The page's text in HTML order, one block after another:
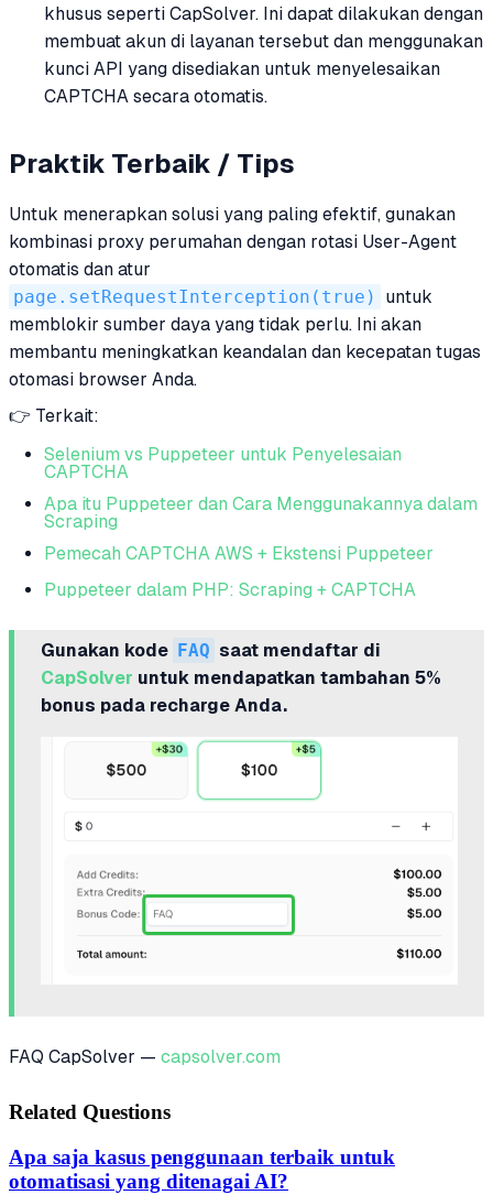
khusus seperti CapSolver. Ini dapat dilakukan dengan
membuat akun di layanan tersebut dan menggunakan
kunci API yang disediakan untuk menyelesaikan
CAPTCHA secara otomatis.
Praktik Terbaik / Tips
Untuk menerapkan solusi yang paling efektif, gunakan
kombinasi proxy perumahan dengan rotasi User-Agent
otomatis dan atur
page.setRequestInterception(true)
untuk
memblokir sumber daya yang tidak perlu. Ini akan
membantu meningkatkan keandalan dan kecepatan tugas
otomasi browser Anda.
👉 Terkait:
Selenium vs Puppeteer untuk Penyelesaian
CAPTCHA
Apa itu Puppeteer dan Cara Menggunakannya dalam
Scraping
Pemecah CAPTCHA AWS + Ekstensi Puppeteer
Puppeteer dalam PHP: Scraping + CAPTCHA
Gunakan kode FAQ saat mendaftar di
CapSolver untuk mendapatkan tambahan 5%
bonus pada recharge Anda.
FAQ CapSolver — capsolver.com
Related Questions
Apa saja kasus penggunaan terbaik untuk
otomatisasi yang ditenagai AI?